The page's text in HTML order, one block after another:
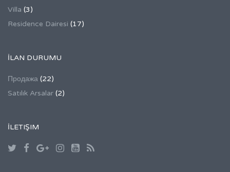
Villa (3)
Residence Dairesi (17)
İLAN DURUMU
Продажа (22)
Satılık Arsalar (2)
İLETIŞIM